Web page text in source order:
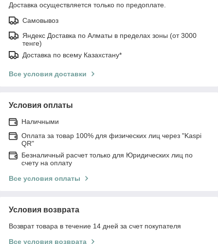
Доставка осуществляется только по предоплате.
Самовывоз
Яндекс Доставка по Алматы в пределах зоны (от 3000
тенге)
Доставка по всему Казахстану*
Все условия доставки
Условия оплаты
Наличными
Оплата за товар 100% для физических лиц через "Kaspi
QR"
Безналичный расчет только для Юридических лиц по
счету на оплату
Все условия оплаты
Условия возврата
Возврат товара в течение 14 дней за счет покупателя
Все условия возврата